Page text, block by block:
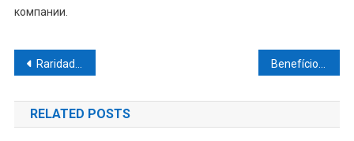
компании.
Navegação
de
Post
Raridade do Cristal Painite Benefícios do Quartzo Hematóide
RELATED POSTS